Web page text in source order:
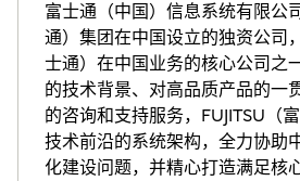
富士通（中国）信息系统有限公
通）集团在中国设立的独资公司
士通）在中国业务的核心公司之
的技术背景、对高品质产品的一
的咨询和支持服务，FUJITSU（
技术前沿的系统架构，全力协助
化建设问题，并精心打造满足核